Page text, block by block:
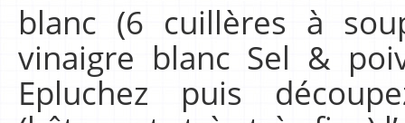
blanc (6 cuillères à
vinaigre blanc Sel &
Epluchez puis